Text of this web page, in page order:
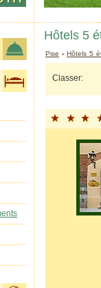
Hôtels 5
Pise ›Hôtels 5
Classer: